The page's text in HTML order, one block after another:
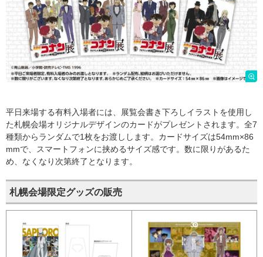
平日来場する有料入場者には、展覧会書き下ろしイラストを使用し
た札幌会場オリジナルデザインのカードがプレゼントされます。全7
種類からランダムで1枚をお渡しします。カードサイズは54mm×86
mmで、スマートフォンに挟めるサイズ感です。数に限りがあるた
め、なくなり次第終了となります。
札幌会場限定グッズの販売